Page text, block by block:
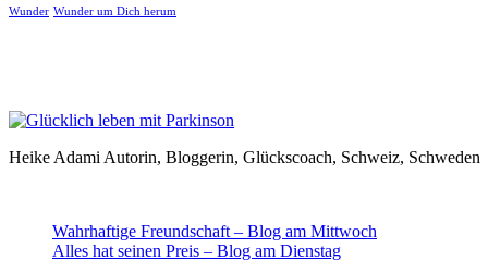
Wunder Wunder um Dich herum
Heike Adami Autorin, Bloggerin, Glückscoach, Schweiz, Schweden
Wahrhaftige Freundschaft – Blog am Mittwoch
Alles hat seinen Preis – Blog am Dienstag